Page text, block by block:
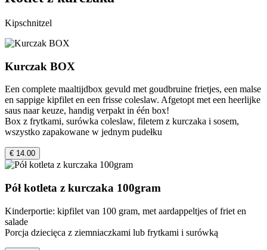
Kipschnitzel
Kurczak BOX
Een complete maaltijdbox gevuld met goudbruine frietjes, een malse
en sappige kipfilet en een frisse coleslaw. Afgetopt met een heerlijke
saus naar keuze, handig verpakt in één box!
Box z frytkami, surówka coleslaw, filetem z kurczaka i sosem,
wszystko zapakowane w jednym pudełku
€ 14.00
Pół kotleta z kurczaka 100gram
Kinderportie: kipfilet van 100 gram, met aardappeltjes of friet en
salade
Porcja dziecięca z ziemniaczkami lub frytkami i surówką